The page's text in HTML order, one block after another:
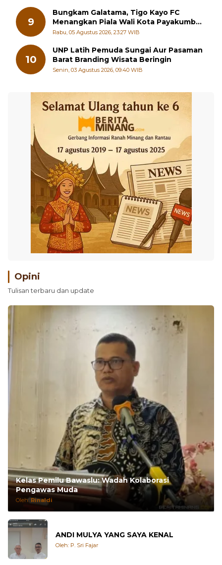
9
Bungkam Galatama, Tigo Kayo FC
Menangkan Piala Wali Kota Payakumbuh
Cup 2026
Rabu, 05 Agustus 2026, 23:27 WIB
10
UNP Latih Pemuda Sungai Aur Pasaman
Barat Branding Wisata Beringin
Senin, 03 Agustus 2026, 09:40 WIB
Opini
Tulisan terbaru dan update
Kelas Pemilu Bawaslu: Wadah Kolaborasi
Pengawas Muda
Oleh: Rinaldi
ANDI MULYA YANG SAYA KENAL
Oleh: P. Sri Fajar